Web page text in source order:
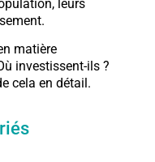
leurs
matière
investissent-ils ?
cela en détail.